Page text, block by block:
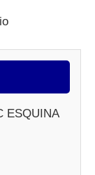
ESQUINA